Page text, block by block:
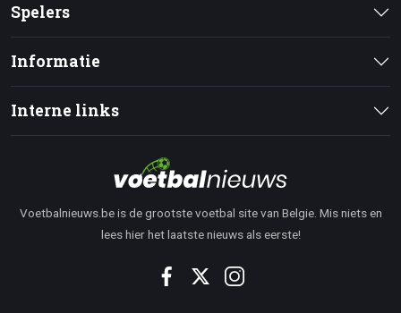
Spelers
Informatie
Interne links
Voetbalnieuws.be is de grootste voetbal site van Belgie. Mis niets en
lees hier het laatste nieuws als eerste!